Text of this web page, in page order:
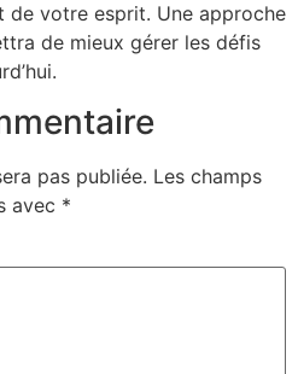
de votre esprit. Une approche
de mieux gérer les défis
pas publiée. Les champs
avec *